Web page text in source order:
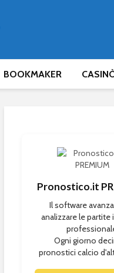
BOOKMAKER
Pronostico.it
Il software
analizzare le partite
Ogni giorno
pronostici calcio